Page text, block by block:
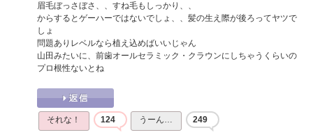
眉毛ぼっさぼさ、、すね毛もしっかり、、
からするとゲーハーではないでしょ、、髪の生え際が後ろってヤツで
しょ
問題ありレベルなら植え込めばいいじゃん
山田みたいに、前歯オールセラミック・クラウンにしちゃうくらいの
プロ根性ないとね
それな！ 124 うーん… 249